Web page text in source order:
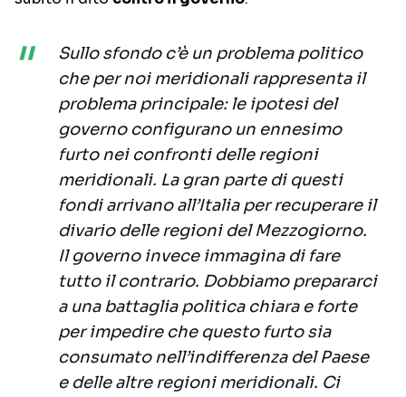
Sullo sfondo c’è un problema politico
che per noi meridionali rappresenta il
problema principale: le ipotesi del
governo configurano un ennesimo
furto nei confronti delle regioni
meridionali. La gran parte di questi
fondi arrivano all’Italia per recuperare il
divario delle regioni del Mezzogiorno.
Il governo invece immagina di fare
tutto il contrario. Dobbiamo prepararci
a una battaglia politica chiara e forte
per impedire che questo furto sia
consumato nell’indifferenza del Paese
e delle altre regioni meridionali. Ci